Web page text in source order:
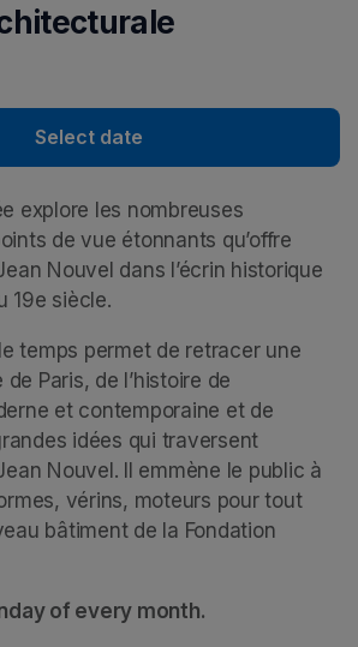
Select date
explore les nombreuses
de vue étonnants qu’offre
Nouvel dans l’écrin historique
19e siècle.
temps permet de retracer une
de Paris, de l’histoire de
et contemporaine et de
idées qui traversent
Nouvel. Il emmène le public à
vérins, moteurs pour tout
bâtiment de la Fondation
of every month.